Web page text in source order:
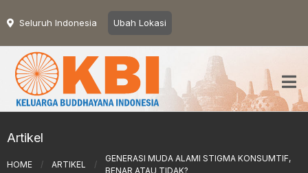
Seluruh Indonesia Ubah Lokasi
Artikel
HOME / ARTIKEL /
GENERASI MUDA ALAMI STIGMA KONSUMTIF,
BENAR ATAU TIDAK?